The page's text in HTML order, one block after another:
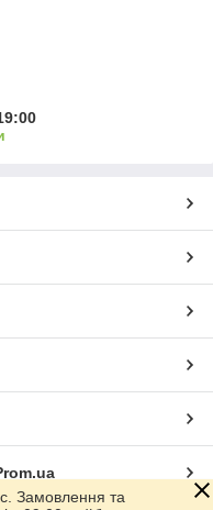
Замовлення та